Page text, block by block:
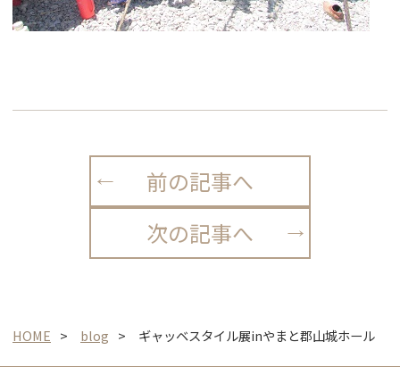
前の記事へ
次の記事へ
HOME blog ギャッベスタイル展inやまと郡山城ホール